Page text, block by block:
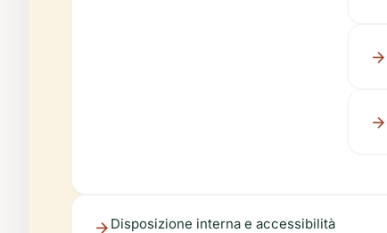
Disposizione interna e accessibilità